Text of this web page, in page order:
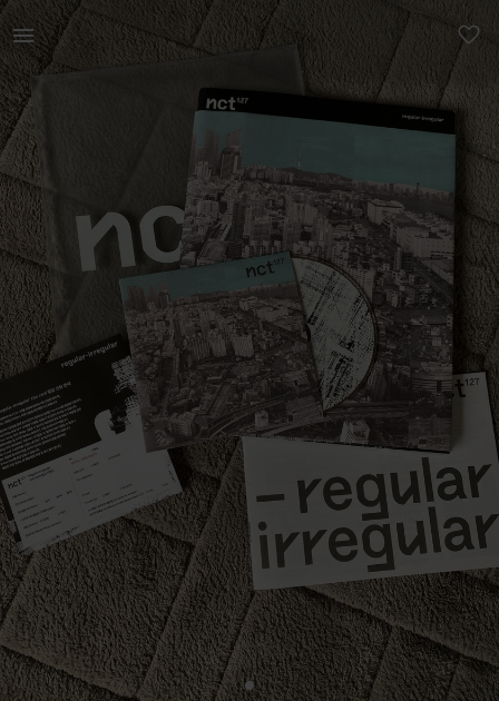
Muu | NCT 127 regular-irrregular album. Kaasa | YAGA